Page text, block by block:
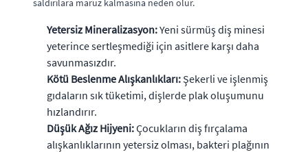
saldırılara maruz kalmasına neden olur.
Yetersiz Mineralizasyon:Yeni sürmüş diş minesi
yeterince sertleşmediği için asitlere karşı daha
savunmasızdır.
Kötü Beslenme Alışkanlıkları: Şekerli ve işlenmiş
gıdaların sık tüketimi, dişlerde plak oluşumunu
hızlandırır.
Düşük Ağız Hijyeni:Çocukların diş fırçalama
alışkanlıklarının yetersiz olması, bakteri plağının